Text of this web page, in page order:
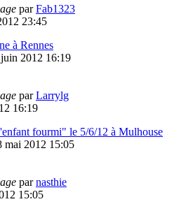
parFab1323
23:45
à Rennes
2012 16:19
parLarrylg
16:19
fourmi" le 5/6/12 à Mulhouse
mai 2012 15:05
parnasthie
15:05